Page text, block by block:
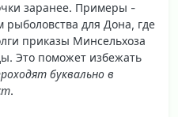
заранее. Примеры -
для Дона, где
приказы Минсельхоза
Это поможет избежать
буквально в
.